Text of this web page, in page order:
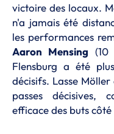
victoire des locaux.
n'a jamais été
les performances
Aaron Mensing (10
Flensburg a été
décisifs. Lasse
passes décisives,
efficace des buts côté